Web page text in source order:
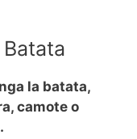
la batata,
camote o